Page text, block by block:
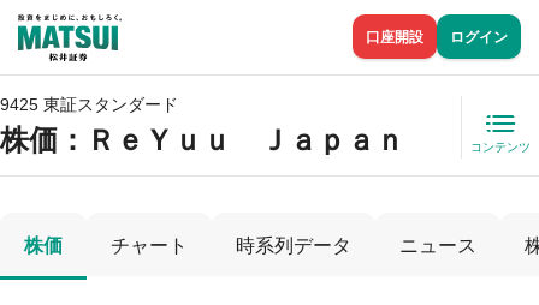
口座開設 ログイン
9425 東証スタンダード
株価 ：ＲｅＹｕｕ Ｊａｐａｎ コンテンツ
株価 チャート 時系列データ ニュース